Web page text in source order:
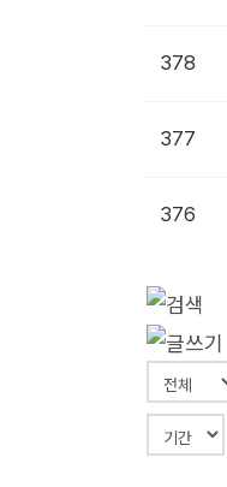
378
377
376